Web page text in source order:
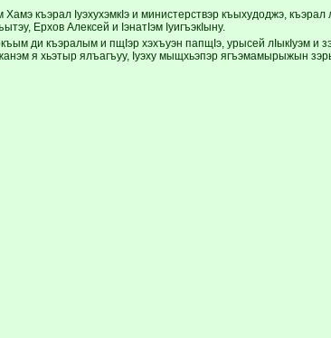
къэрал IуэхухэмкIэ и министерствэр къыхудоджэ, къэрал
Ерхов Алексей и IэнатIэм IуигъэкIыну.
ди къэралым и пщIэр хэхъуэн папщIэ, урысей лIыкIуэм и
я хьэтыр ялъагъуу, Iуэху мыщхьэпэр ягъэмамырыжын